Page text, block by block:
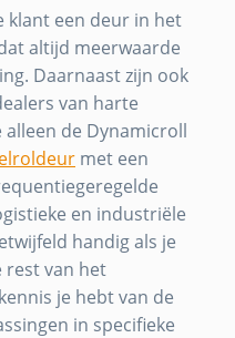
klant een deur in het
altijd meerwaarde
Daarnaast zijn ook
van harte
de Dynamicroll
met een
en industriële
handig als je
rest van het
je hebt van de
in specifieke